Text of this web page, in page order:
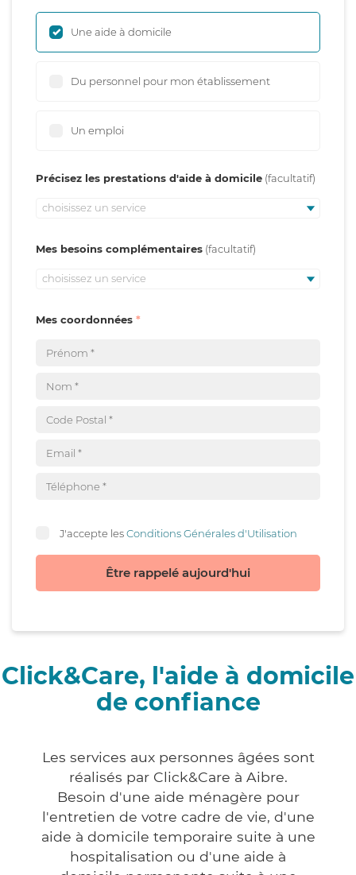
Une aide à domicile
Du personnel pour mon établissement
Un emploi
Précisez les prestations d'aide à domicile
choisissez un service
Mes besoins complémentaires
choisissez un service
Mes coordonnées
J'accepte lesConditions Générales d'Utilisation
Être rappelé aujourd'hui
Click&Care, l'aide à domicile
de confiance
Les services aux personnes âgées sont
réalisés par Click&Care à Aibre.
Besoin d'une aide ménagère pour
l'entretien de votre cadre de vie, d'une
aide à domicile temporaire suite à une
hospitalisation ou d'une aide à